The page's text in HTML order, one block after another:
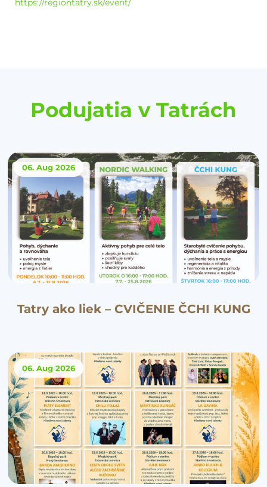
https://regiontatry.sk/event/
Podujatia v Tatrách
06. Aug 2026
Tatry ako liek – CVIČENIE ČCHI KUNG
06. Aug 2026